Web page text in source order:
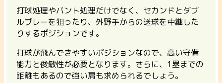
打球処理やバント処理だけでなく、セカンドとダブ
ルプレーを狙ったり、外野手からの送球を中継した
りするポジションです。
打球が飛んできやすいポジションなので、高い守備
能力と俊敏性が必要となります。さらに、1塁までの
距離もあるので強い肩も求められるでしょう。